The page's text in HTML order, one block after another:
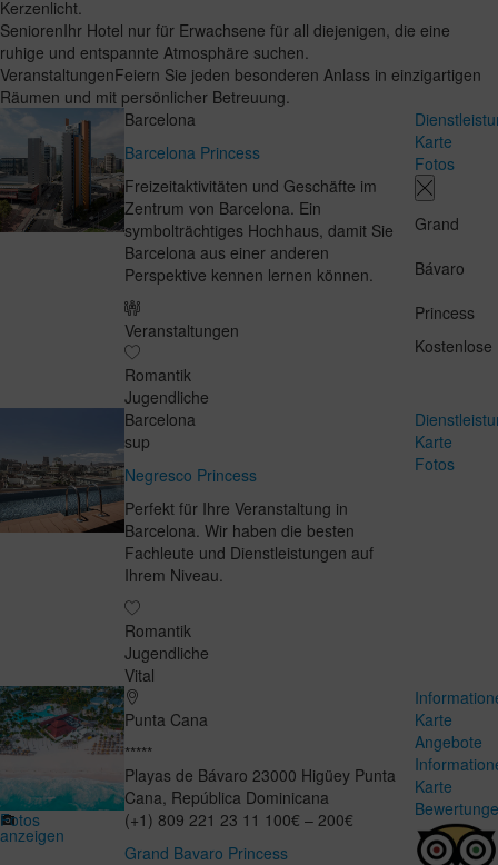
Kerzenlicht.
SeniorenIhr Hotel nur für Erwachsene für all diejenigen, die eine
ruhige und entspannte Atmosphäre suchen.
VeranstaltungenFeiern Sie jeden besonderen Anlass in einzigartigen
Räumen und mit persönlicher Betreuung.
Barcelona
Barcelona Princess
Freizeitaktivitäten und Geschäfte im
Zentrum von Barcelona. Ein
symbolträchtiges Hochhaus, damit Sie
Barcelona aus einer anderen
Perspektive kennen lernen können.
Veranstaltungen
Romantik
Jugendliche
Karte
Fotos
Barcelona
sup
Negresco Princess
Perfekt für Ihre Veranstaltung in
Barcelona. Wir haben die besten
Fachleute und Dienstleistungen auf
Ihrem Niveau.
Romantik
Jugendliche
Vital
Karte
Fotos
Fotos
anzeigen
Punta Cana
*****
Playas de Bávaro 23000 Higüey Punta
Cana República Dominicana
(+1) 809 221 23 11 100€ – 200€
Grand Bavaro Princess
Karte
Angebote
Karte
Grand
Bávaro
Princess
Kostenlose